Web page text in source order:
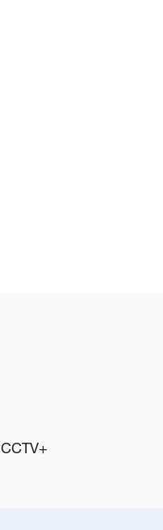
CCTV+